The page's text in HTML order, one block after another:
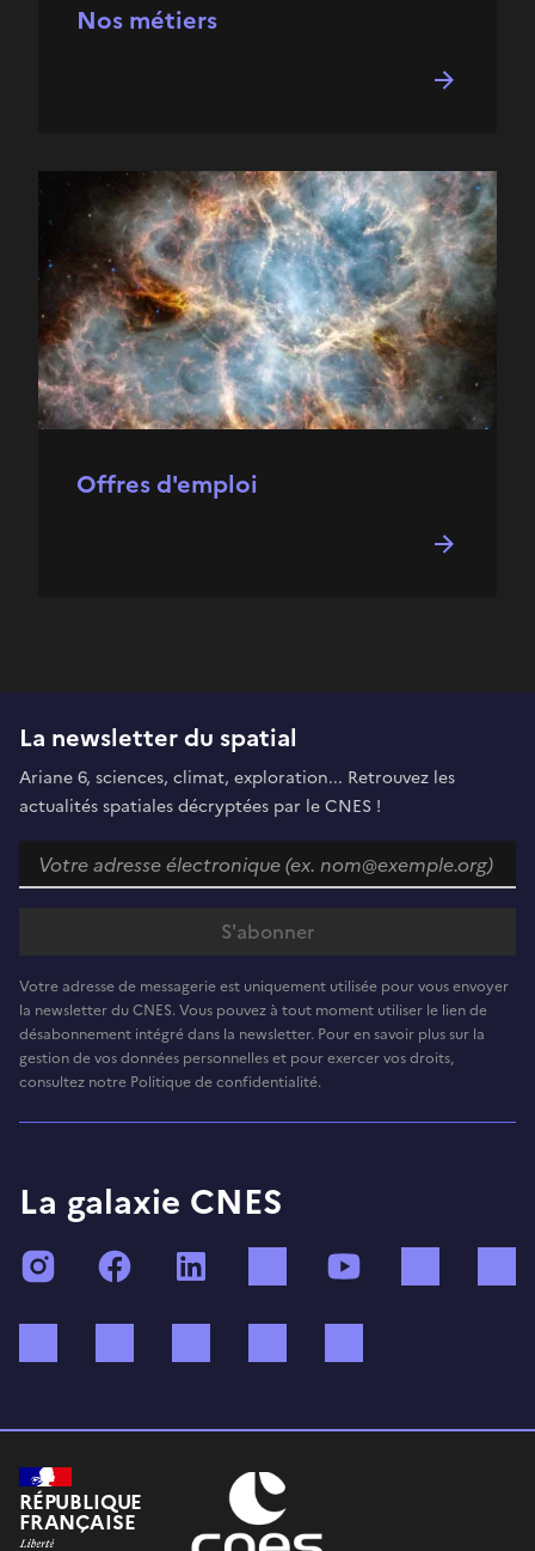
Nos métiers
Offres d'emploi
La newsletter du spatial
Ariane 6, sciences, climat, exploration... Retrouvez les
actualités spatiales décryptées par le CNES !
Votre adresse de messagerie est uniquement utilisée pour vous envoyer
la newsletter du CNES. Vous pouvez à tout moment utiliser le lien de
désabonnement intégré dans la newsletter. Pour en savoir plus sur la
gestion de vos données personnelles et pour exercer vos droits,
consultez notre Politique de confidentialité.
La galaxie CNES
InstagramFacebook TikTok
RÉPUBLIQUE
FRANÇAISE